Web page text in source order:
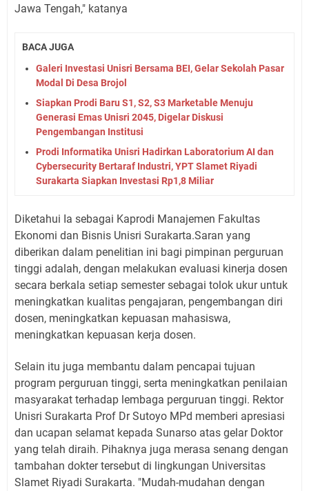
Jawa Tengah," katanya
BACA JUGA
Galeri Investasi Unisri Bersama BEI, Gelar Sekolah Pasar
Modal Di Desa Brojol
Siapkan Prodi Baru S1, S2, S3 Marketable Menuju
Generasi Emas Unisri 2045, Digelar Diskusi
Pengembangan Institusi
Prodi Informatika Unisri Hadirkan Laboratorium AI dan
Cybersecurity Bertaraf Industri, YPT Slamet Riyadi
Surakarta Siapkan Investasi Rp1,8 Miliar
Diketahui Ia sebagai Kaprodi Manajemen Fakultas
Ekonomi dan Bisnis Unisri Surakarta.Saran yang
diberikan dalam penelitian ini bagi pimpinan perguruan
tinggi adalah, dengan melakukan evaluasi kinerja dosen
secara berkala setiap semester sebagai tolok ukur untuk
meningkatkan kualitas pengajaran, pengembangan diri
dosen, meningkatkan kepuasan mahasiswa,
meningkatkan kepuasan kerja dosen.
Selain itu juga membantu dalam pencapai tujuan
program perguruan tinggi, serta meningkatkan penilaian
masyarakat terhadap lembaga perguruan tinggi. Rektor
Unisri Surakarta Prof Dr Sutoyo MPd memberi apresiasi
dan ucapan selamat kepada Sunarso atas gelar Doktor
yang telah diraih. Pihaknya juga merasa senang dengan
tambahan dokter tersebut di lingkungan Universitas
Slamet Riyadi Surakarta. "Mudah-mudahan dengan